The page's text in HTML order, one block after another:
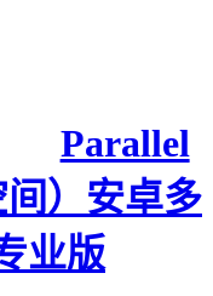
Parallel
间）安卓多
业版